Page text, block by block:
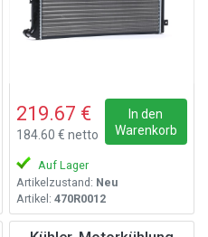
219.67 €
184.60 € netto
In den
Warenkorb
Auf Lager
Artikelzustand: Neu
Artikel: 470R0012